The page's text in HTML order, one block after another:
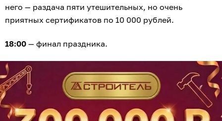
него — раздача пяти утешительных, но очень
приятных сертификатов по 10 000 рублей.
18:00 — финал праздника.